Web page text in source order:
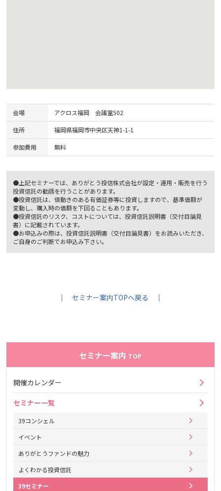
会場 アクロス福岡 会議室502
住所 福岡県福岡市中央区天神1-1-1
参加費用 無料
●上記セミナーでは、ありがとう投信株式会社が設定・運用・販売を行う
投資信託の勧誘を行うことがあります。
●投資信託は、値動きのある有価証券等に投資しますので、基準価額が
変動し、購入時の価額を下回ることもあります。
●投資信託のリスク、コストについては、投資信託説明書（交付目論見
書）に記載されています。
●お申込みの際は、投資信託説明書（交付目論見書）をお読みいただき、
ご自身のご判断でお申込み下さい。
｜セミナー案内TOPへ戻る ｜
セミナー案内 TOP
開催カレンダー
セミナー一覧
39コンシェル
イベント
ありがとうファンドの魅力
よくわかる投資信託
39セミナー